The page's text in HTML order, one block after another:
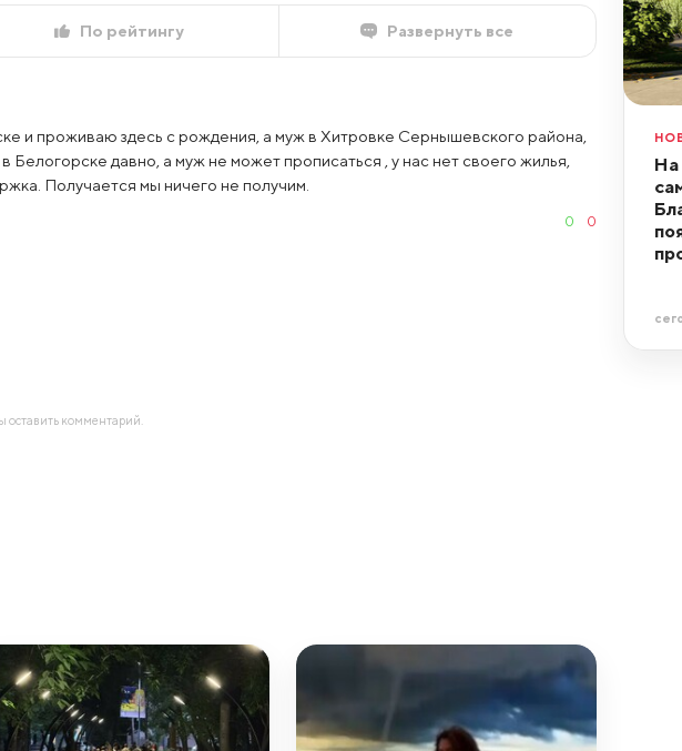
По рейтингу Развернуть все
и проживаю здесь с рождения, а муж в Хитровке Сернышевского района,
давно, а муж не может прописаться , у нас нет своего жилья,
Получается мы ничего не получим.
0 0
оставить комментарий.
На